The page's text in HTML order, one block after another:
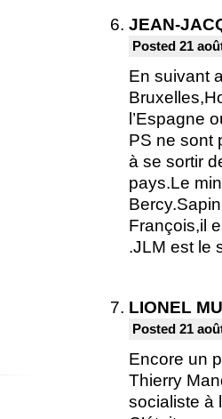
JEAN-
Posted 21
En suivant
l’Espagne
PS ne sont
à se sortir
pays.Le
François,il
.JLM est le
LIONEL
Posted 21
Encore un
Thierry
socialiste à